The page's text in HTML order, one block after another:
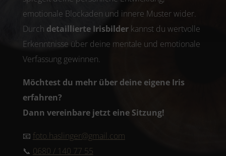
emotionale Blockaden und innere Muster wider.
Durch detaillierte Irisbilderkannst du wertvolle
Erkenntnisse über deine mentale und emotionale
Verfassung gewinnen.
Möchtest du mehr über deine eigene Iris
erfahren?
Dann vereinbare jetzt eine Sitzung!
📧 foto.haslinger@gmail.com
📞 0680 / 140 77 55